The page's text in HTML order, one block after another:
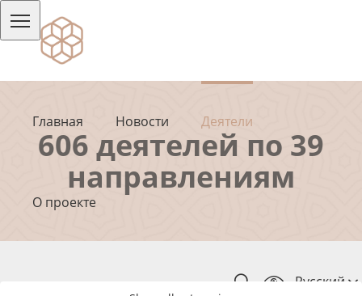
Главная Новости Деятели
О проекте
Русский
606 деятелей по 39
направлениям